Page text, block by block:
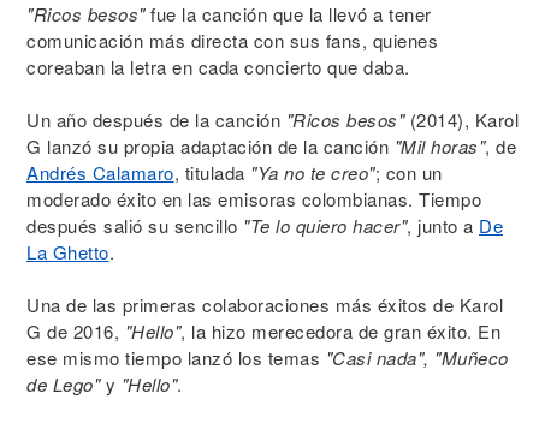
"Ricos besos"fue la canción que la llevó a tener
comunicación más directa con sus fans, quienes
coreaban la letra en cada concierto que daba.
Un año después de la canción "Ricos besos"(2014), Karol
G lanzó su propia adaptación de la canción "Mil horas", de
Andrés Calamaro, titulada "Ya no te creo"; con un
moderado éxito en las emisoras colombianas. Tiempo
después salió su sencillo "Te lo quiero hacer", junto a De
La Ghetto.
Una de las primeras colaboraciones más éxitos de Karol
G de 2016, "Hello", la hizo merecedora de gran éxito. En
ese mismo tiempo lanzó los temas "Casi nada", "Muñeco
de Lego"y "Hello".